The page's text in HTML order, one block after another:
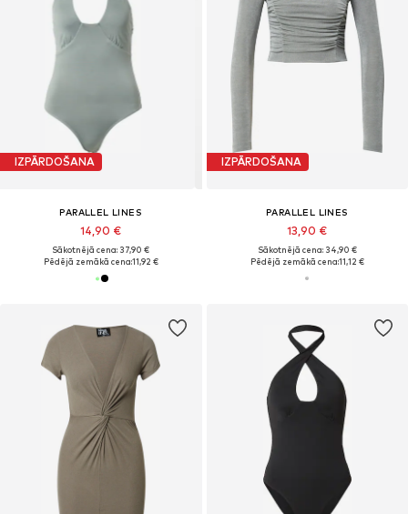
IZPĀRDOŠANA
PARALLEL LINES
14,90 €
Sākotnējā cena: 37,90 €
Pēdējā zemākā cena:11,92 €
IZPĀRDOŠANA
PARALLEL LINES
13,90 €
Sākotnējā cena: 34,90 €
Pēdējā zemākā cena:11,12 €